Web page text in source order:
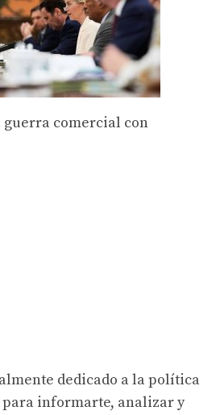
guerra comercial con
dedicado a la política
informarte, analizar y